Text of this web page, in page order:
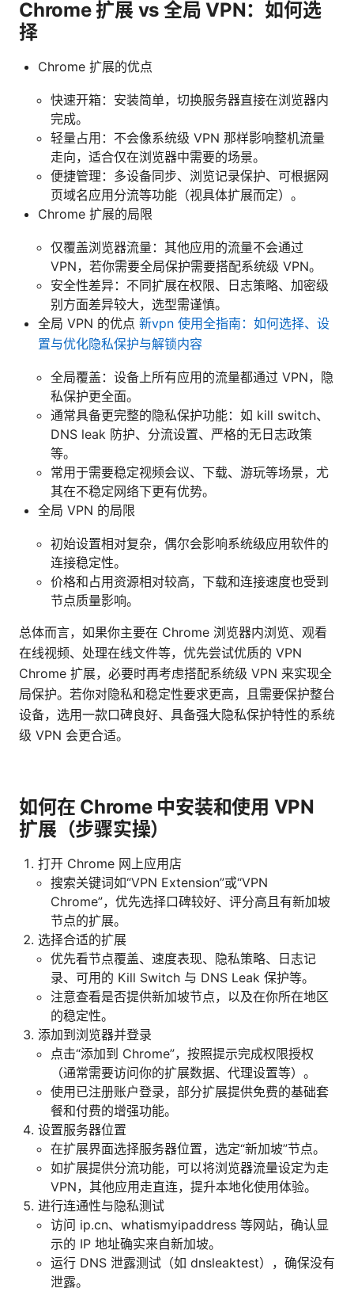
Chrome 扩展 vs 全局 VPN：如何选
择
Chrome 扩展的优点
快速开箱：安装简单，切换服务器直接在浏览器内
完成。
轻量占用：不会像系统级 VPN 那样影响整机流量
走向，适合仅在浏览器中需要的场景。
便捷管理：多设备同步、浏览记录保护、可根据网
页域名应用分流等功能（视具体扩展而定）。
Chrome 扩展的局限
仅覆盖浏览器流量：其他应用的流量不会通过
VPN，若你需要全局保护需要搭配系统级 VPN。
安全性差异：不同扩展在权限、日志策略、加密级
别方面差异较大，选型需谨慎。
全局 VPN 的优点 新vpn 使用全指南：如何选择、设
置与优化隐私保护与解锁内容
全局覆盖：设备上所有应用的流量都通过 VPN，隐
私保护更全面。
通常具备更完整的隐私保护功能：如 kill switch、
DNS leak 防护、分流设置、严格的无日志政策
等。
常用于需要稳定视频会议、下载、游玩等场景，尤
其在不稳定网络下更有优势。
全局 VPN 的局限
初始设置相对复杂，偶尔会影响系统级应用软件的
连接稳定性。
价格和占用资源相对较高，下载和连接速度也受到
节点质量影响。
总体而言，如果你主要在 Chrome 浏览器内浏览、观看
在线视频、处理在线文件等，优先尝试优质的 VPN
Chrome 扩展，必要时再考虑搭配系统级 VPN 来实现全
局保护。若你对隐私和稳定性要求更高，且需要保护整台
设备，选用一款口碑良好、具备强大隐私保护特性的系统
级 VPN 会更合适。
如何在 Chrome 中安装和使用 VPN
扩展（步骤实操）
打开 Chrome 网上应用店
搜索关键词如“VPN Extension”或“VPN
Chrome”，优先选择口碑较好、评分高且有新加坡
节点的扩展。
选择合适的扩展
优先看节点覆盖、速度表现、隐私策略、日志记
录、可用的 Kill Switch 与 DNS Leak 保护等。
注意查看是否提供新加坡节点，以及在你所在地区
的稳定性。
添加到浏览器并登录
点击“添加到 Chrome”，按照提示完成权限授权
（通常需要访问你的扩展数据、代理设置等）。
使用已注册账户登录，部分扩展提供免费的基础套
餐和付费的增强功能。
设置服务器位置
在扩展界面选择服务器位置，选定“新加坡”节点。
如扩展提供分流功能，可以将浏览器流量设定为走
VPN，其他应用走直连，提升本地化使用体验。
进行连通性与隐私测试
访问 ip.cn、whatismyipaddress 等网站，确认显
示的 IP 地址确实来自新加坡。
运行 DNS 泄露测试（如 dnsleaktest），确保没有
泄露。